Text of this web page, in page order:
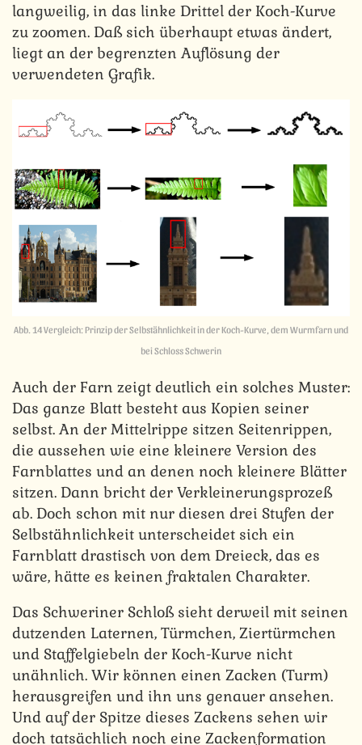
langweilig, in das linke Drittel der Koch-Kurve
zu zoomen. Daß sich überhaupt etwas ändert,
liegt an der begrenzten Auflösung der
verwendeten Grafik.
Abb. 14 Vergleich: Prinzip der Selbstähnlichkeit in der Koch-Kurve, dem Wurmfarn und
bei Schloss Schwerin
Auch der Farn zeigt deutlich ein solches Muster:
Das ganze Blatt besteht aus Kopien seiner
selbst. An der Mittelrippe sitzen Seitenrippen,
die aussehen wie eine kleinere Version des
Farnblattes und an denen noch kleinere Blätter
sitzen. Dann bricht der Verkleinerungsprozeß
ab. Doch schon mit nur diesen drei Stufen der
Selbstähnlichkeit unterscheidet sich ein
Farnblatt drastisch von dem Dreieck, das es
wäre, hätte es keinen fraktalen Charakter.
Das Schweriner Schloß sieht derweil mit seinen
dutzenden Laternen, Türmchen, Ziertürmchen
und Staffelgiebeln der Koch-Kurve nicht
unähnlich. Wir können einen Zacken (Turm)
herausgreifen und ihn uns genauer ansehen.
Und auf der Spitze dieses Zackens sehen wir
doch tatsächlich noch eine Zackenformation